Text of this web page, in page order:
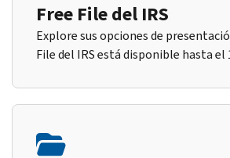
Free File del IRS
Explore sus opciones de
File del IRS está disponible hasta el